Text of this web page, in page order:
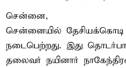
சென்னை,
சென்னையில் தேசியக்கொடி
நடைபெற்றது. இது
தலைவர் நயினார்